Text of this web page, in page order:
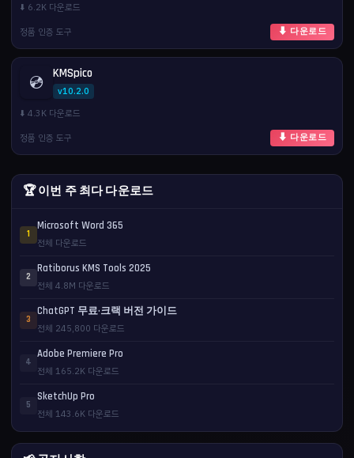
⬇️ 6.2K 다운로드
정품 인증 도구
⬇ 다운로드
💿 KMSpico
v10.2.0
⬇️ 4.3K 다운로드
정품 인증 도구
⬇ 다운로드
🏆 이번 주 최다 다운로드
1
Microsoft Word 365
전체 다운로드
2
Ratiborus KMS Tools 2025
전체 4.8M 다운로드
3
ChatGPT 무료·크랙 버전 가이드
전체 245,800 다운로드
4
Adobe Premiere Pro
전체 165.2K 다운로드
5
SketchUp Pro
전체 143.6K 다운로드